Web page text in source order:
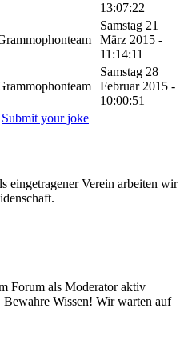
13:07:22
Samstag 21
März 2015 -
11:14:11
Samstag 28
Februar 2015 -
10:00:51
Submit your joke
eingetragener Verein arbeiten wir
Forum als Moderator aktiv
Wissen! Wir warten auf